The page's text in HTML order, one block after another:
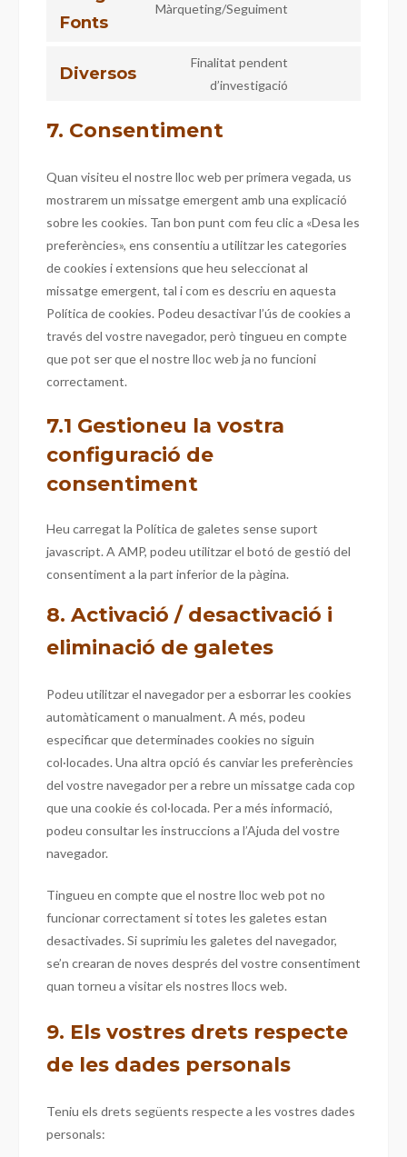
Fonts
Màrqueting/Seguiment
Diversos
Finalitat pendent
d’investigació
7. Consentiment
Quan visiteu el nostre lloc web per primera vegada, us
mostrarem un missatge emergent amb una explicació
sobre les cookies. Tan bon punt com feu clic a «Desa les
preferències», ens consentiu a utilitzar les categories
de cookies i extensions que heu seleccionat al
missatge emergent, tal i com es descriu en aquesta
Política de cookies. Podeu desactivar l’ús de cookies a
través del vostre navegador, però tingueu en compte
que pot ser que el nostre lloc web ja no funcioni
correctament.
7.1 Gestioneu la vostra
configuració de
consentiment
Heu carregat la Política de galetes sense suport
javascript. A AMP, podeu utilitzar el botó de gestió del
consentiment a la part inferior de la pàgina.
8. Activació / desactivació i
eliminació de galetes
Podeu utilitzar el navegador per a esborrar les cookies
automàticament o manualment. A més, podeu
especificar que determinades cookies no siguin
col·locades. Una altra opció és canviar les preferències
del vostre navegador per a rebre un missatge cada cop
que una cookie és col·locada. Per a més informació,
podeu consultar les instruccions a l’Ajuda del vostre
navegador.
Tingueu en compte que el nostre lloc web pot no
funcionar correctament si totes les galetes estan
desactivades. Si suprimiu les galetes del navegador,
se’n crearan de noves després del vostre consentiment
quan torneu a visitar els nostres llocs web.
9. Els vostres drets respecte
de les dades personals
Teniu els drets següents respecte a les vostres dades
personals: